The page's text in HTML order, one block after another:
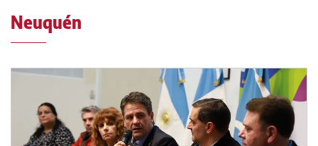
Neuquén